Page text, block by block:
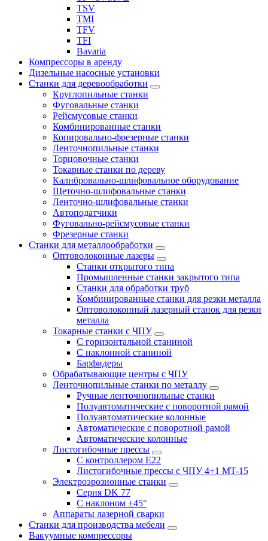
TSV
TMI
TFV
TFI
Bavaria
Компрессоры в аренду
Дизельные насосные установки
Станки для деревообработки
Круглопильные станки
Фуговальные станки
Рейсмусовые станки
Комбинированные станки
Копировально-фрезерные станки
Ленточнопильные станки
Торцовочные станки
Токарные станки по дереву
Калибровально-шлифовальное оборудование
Щеточно-шлифовальные станки
Ленточно-шлифовальные станки
Автоподатчики
Фуговально-рейсмусовые станки
Фрезерные станки
Станки для металлообработки
Оптоволоконные лазеры
Станки открытого типа
Промышленные станки закрытого типа
Станки для обработки труб
Комбинированные станки для резки металла
Оптоволоконный лазерный станок для резки
металла
Токарные станки с ЧПУ
С горизонтальной станиной
С наклонной станиной
Барфидеры
Обрабатывающие центры с ЧПУ
Ленточнопильные станки по металлу
Ручные ленточнопильные станки
Полуавтоматические с поворотной рамой
Полуавтоматические колонные
Автоматические с поворотной рамой
Автоматические колонные
Листогибочные прессы
С контроллером E22
Листогибочные прессы с ЧПУ 4+1 MT-15
Электроэрозионные станки
Серия DK 77
С наклоном ±45°
Аппараты лазерной сварки
Станки для производства мебели
Вакуумные компрессоры